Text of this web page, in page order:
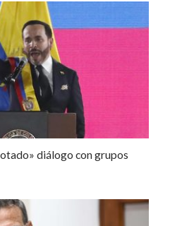
diálogo con grupos